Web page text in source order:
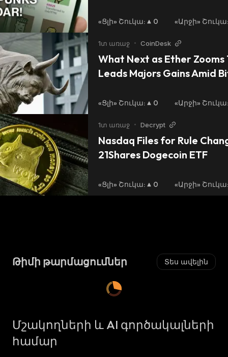
«Ցլի» Շուկա: 0 «Արջի» Շուկա:
1տ առաջ • CoinDesk
What Next as Ether Zooms
Leads Majors Gains Amid
«Ցլի» Շուկա: 0 «Արջի» Շուկա:
1տ առաջ • Decrypt
Nasdaq Files for Rule
21Shares Dogecoin ETF
«Ցլի» Շուկա: 0 «Արջի» Շուկա:
Թիմի թարմացումներ Տես ավելին
Մշակողների և AI գործակալների
համար